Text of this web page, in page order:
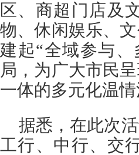
区、商超门店及
物、休闲娱乐、
建起“全域参与
局，为广大市民
一体的多元化温情
据悉，在此次
工行、中行、交